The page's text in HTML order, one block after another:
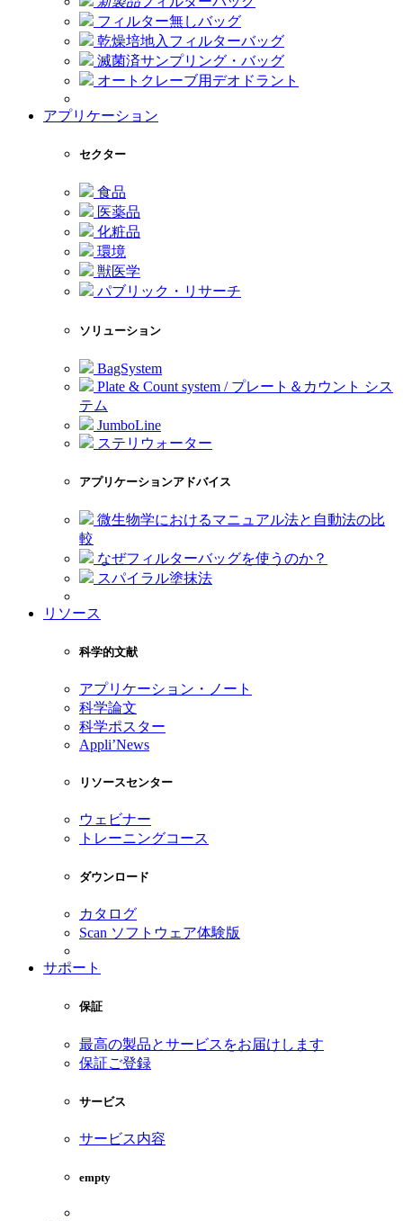
フィルター無しバッグ
乾燥培地入フィルターバッグ
滅菌済サンプリング・バッグ
オートクレーブ用デオドラント
アプリケーション
セクター
食品
医薬品
化粧品
環境
獣医学
パブリック・リサーチ
ソリューション
BagSystem
Plate & Count system / プレート＆カウント シス
テム
JumboLine
ステリウォーター
アプリケーションアドバイス
微生物学におけるマニュアル法と自動法の比
較
なぜフィルターバッグを使うのか？
スパイラル塗抹法
リソース
科学的文献
アプリケーション・ノート
科学論文
科学ポスター
Appli’News
リソースセンター
ウェビナー
トレーニングコース
ダウンロード
カタログ
Scan ソフトウェア体験版
サポート
保証
最高の製品とサービスをお届けします
保証ご登録
サービス
サービス内容
empty